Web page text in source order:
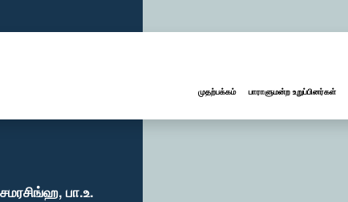
முதற்பக்கம் பாராளுமன்ற உறுப்பினர்கள்
பா.உ.